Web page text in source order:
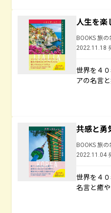
人生を楽
BOOKS 旅
2022.11.18
世界を４
アの名言
共感と勇
BOOKS 旅
2022.11.04
世界を４
名言と癒